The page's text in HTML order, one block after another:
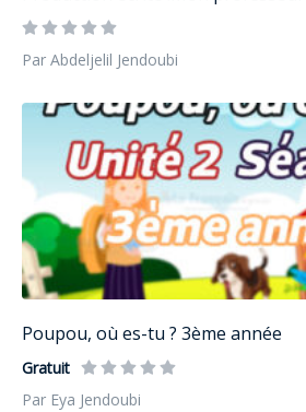
Par Abdeljelil Jendoubi
Poupou, où es-tu ? 3ème année
Gratuit
Par Eya Jendoubi